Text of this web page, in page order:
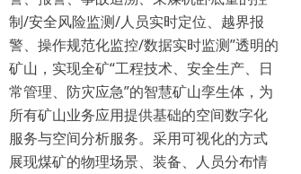
制/安全风险监测/人员实时定位、越界报
警、操作规范化监控/数据实时监测”透明的
矿山，实现全矿“工程技术、安全生产、日
常管理、防灾应急”的智慧矿山孪生体，为
所有矿山业务应用提供基础的空间数字化
服务与空间分析服务。采用可视化的方式
展现煤矿的物理场景、装备、人员分布情